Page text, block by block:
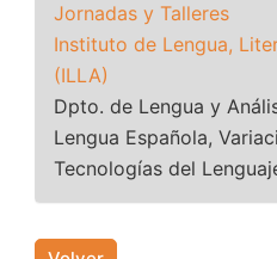
Jornadas y Talleres
Instituto de Lengua,
(ILLA)
Dpto. de Lengua y
Lengua Española,
Tecnologías del